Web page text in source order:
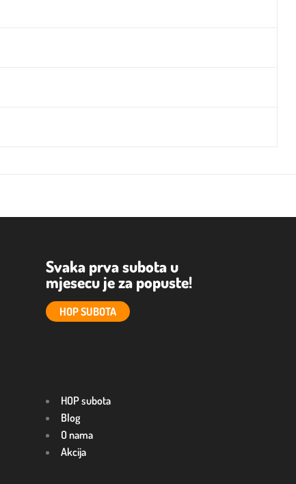
Svaka prva subota u
mjesecu je za popuste!
HOP SUBOTA
HOP subota
Blog
O nama
Akcija